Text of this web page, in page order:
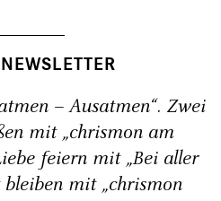
– Ausatmen“. Zwei
mit „chrismon am
feiern mit „Bei aller
mit „chrismon